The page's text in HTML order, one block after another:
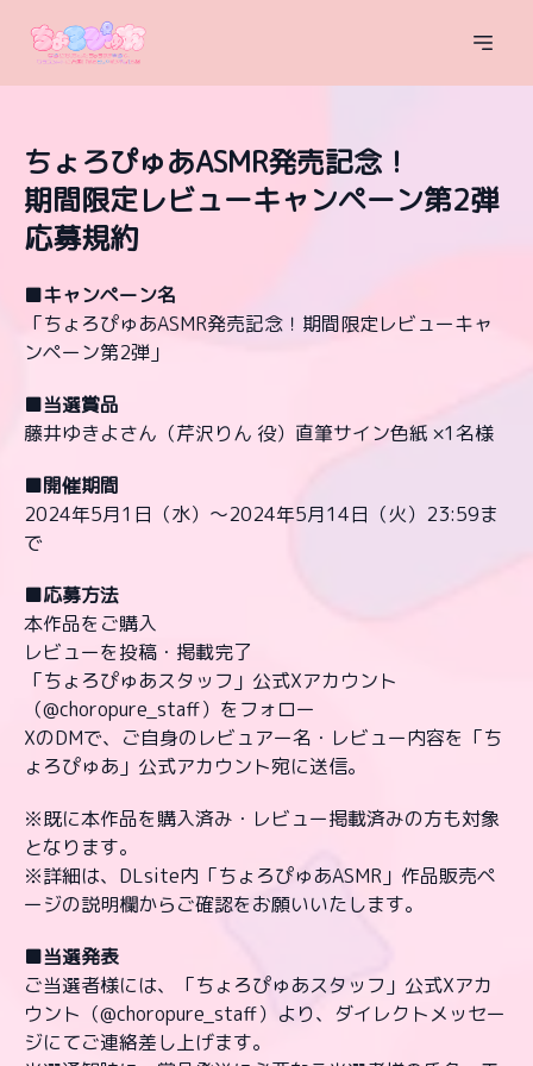
ちょろぴゅあASMR発売記念！
期間限定レビューキャンペーン第2弾
応募規約
■キャンペーン名
「ちょろぴゅあASMR発売記念！期間限定レビューキャ
ンペーン第2弾」
■当選賞品
藤井ゆきよさん（芹沢りん 役）直筆サイン色紙 ×1名様
■開催期間
2024年5月1日（水）〜2024年5月14日（火）23:59ま
で
■応募方法
本作品をご購入
レビューを投稿・掲載完了
「ちょろぴゅあスタッフ」公式Xアカウント
（@choropure_staff）をフォロー
XのDMで、ご自身のレビュアー名・レビュー内容を「ち
ょろぴゅあ」公式アカウント宛に送信。
※既に本作品を購入済み・レビュー掲載済みの方も対象
となります。
※詳細は、DLsite内「ちょろぴゅあASMR」作品販売ペ
ージの説明欄からご確認をお願いいたします。
■当選発表
ご当選者様には、「ちょろぴゅあスタッフ」公式Xアカ
ウント（@choropure_staff）より、ダイレクトメッセー
ジにてご連絡差し上げます。